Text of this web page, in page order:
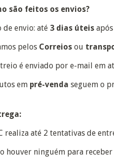
são feitos os envios?
de envio: até 3 dias úteis
pelos Correios ou
é enviado por e-mail em
em pré-venda seguem o
realiza até 2 tentativas de
houver ninguém para